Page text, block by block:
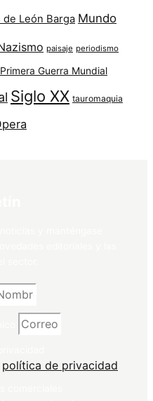
de León Barga Mundo
paisaje periodismo
Primera Guerra Mundial
Siglo XX tauromaquia
política de privacidad